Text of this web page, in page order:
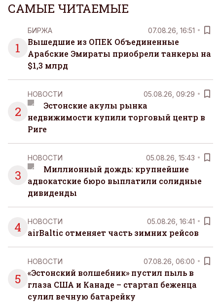
САМЫЕ ЧИТАЕМЫЕ
1
БИРЖА 07.08.26, 16:51
Вышедшие из ОПЕК Объединенные
Арабские Эмираты приобрели танкеры на
$1,3 млрд
2
НОВОСТИ 05.08.26, 09:29
Эстонские акулы рынка
недвижимости купили торговый центр в
Риге
3
НОВОСТИ 05.08.26, 15:43
Миллионный дождь: крупнейшие
адвокатские бюро выплатили солидные
дивиденды
4 НОВОСТИ 05.08.26, 16:41
airBaltic отменяет часть зимних рейсов
5
НОВОСТИ 07.08.26, 06:00
«Эстонский волшебник» пустил пыль в
глаза США и Канаде – стартап беженца
сулил вечную батарейку